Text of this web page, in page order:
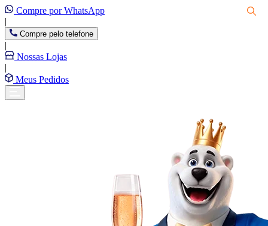
Compre por WhatsApp
|
Compre pelo telefone
|
Nossas Lojas
|
Meus Pedidos